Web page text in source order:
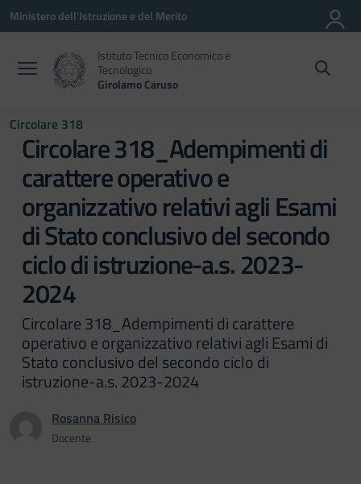
Vai ai contenuti
Vai al menu di navigazione
Vai al footer
Ministero dell'Istruzione e del Merito
Istituto Tecnico Economico e
Tecnologico
Girolamo Caruso
Circolare 318
Circolare 318_Adempimenti di
carattere operativo e
organizzativo relativi agli Esami
di Stato conclusivo del secondo
ciclo di istruzione-a.s. 2023-
2024
Circolare 318_Adempimenti di carattere
operativo e organizzativo relativi agli Esami di
Stato conclusivo del secondo ciclo di
istruzione-a.s. 2023-2024
Rosanna Risico
Docente